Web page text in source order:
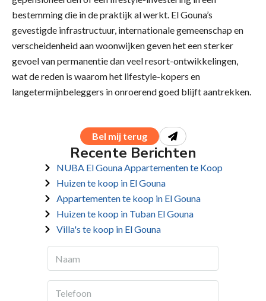
bestemming die in de praktijk al werkt. El Gouna’s
gevestigde infrastructuur, internationale gemeenschap en
verscheidenheid aan woonwijken geven het een sterker
gevoel van permanentie dan veel resort-ontwikkelingen,
wat de reden is waarom het lifestyle-kopers en
langetermijnbeleggers in onroerend goed blijft aantrekken.
Bel mij terug
Recente Berichten
NUBA El Gouna Appartementen te Koop
Huizen te koop in El Gouna
Appartementen te koop in El Gouna
Huizen te koop in Tuban El Gouna
Villa's te koop in El Gouna